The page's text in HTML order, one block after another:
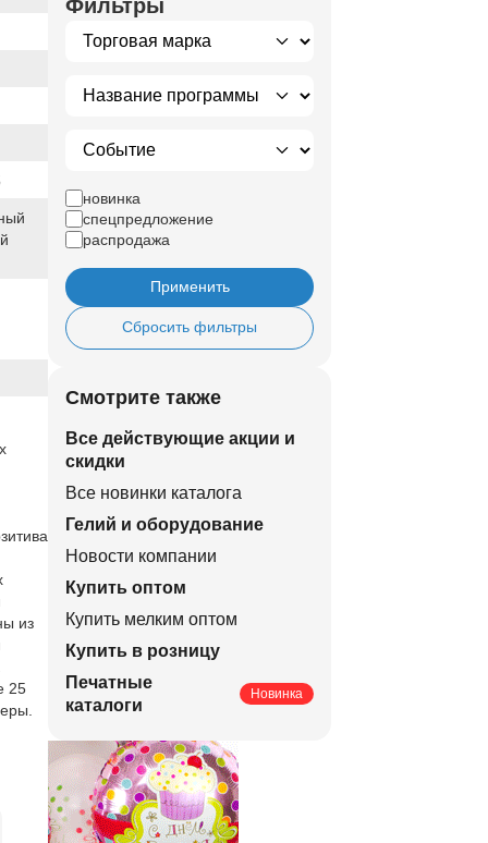
из
25
Фильтры
новинка
спецпредложение
распродажа
Применить
Сбросить фильтры
Смотрите также
Все действующие акции и
скидки
Все новинки каталога
Гелий и оборудование
Новости компании
Купить оптом
Купить мелким оптом
Купить в розницу
Печатные
каталоги
Новинка